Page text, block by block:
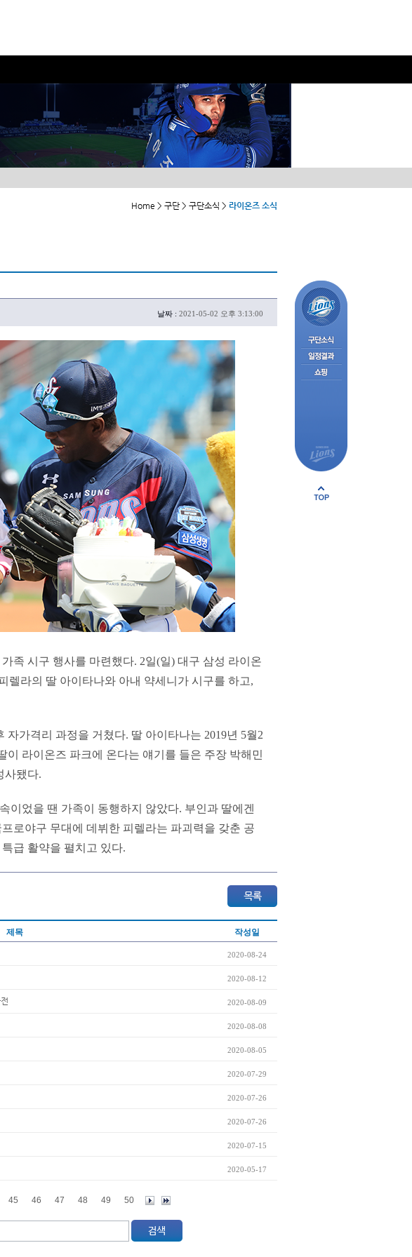
Home > 구단 > 구단소식 > 라이온즈 소식
날짜 : 2021-05-02 오후 3:13:00
족 시구 행사를 마련했다. 2일(일) 대구 삼성 라이온
렐라의 딸 아이타나와 아내 약세니가 시구를 하고,
가격리 과정을 거쳤다. 딸 아이타나는 2019년 5월2
라이온즈 파크에 온다는 얘기를 들은 주장 박해민
사됐다.
이었을 땐 가족이 동행하지 않았다. 부인과 딸에겐
로야구 무대에 데뷔한 피렐라는 파괴력을 갖춘 공
급 활약을 펼치고 있다.
제목 작성일
2020-08-24
2020-08-12
2020-08-09
2020-08-08
2020-08-05
2020-07-29
2020-07-26
2020-07-26
2020-07-15
2020-05-17
45 46 47 48 49 50